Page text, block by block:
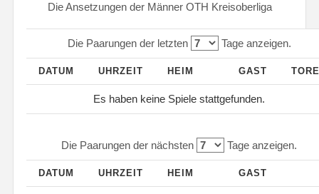
Die Ansetzungen der Männer OTH Kreisoberliga
Die Paarungen der letzten Tage anzeigen.
DATUM UHRZEIT HEIM GAST
Es haben keine Spiele stattgefunden.
Die Paarungen der nächsten Tage anzeigen.
DATUM UHRZEIT HEIM GAST